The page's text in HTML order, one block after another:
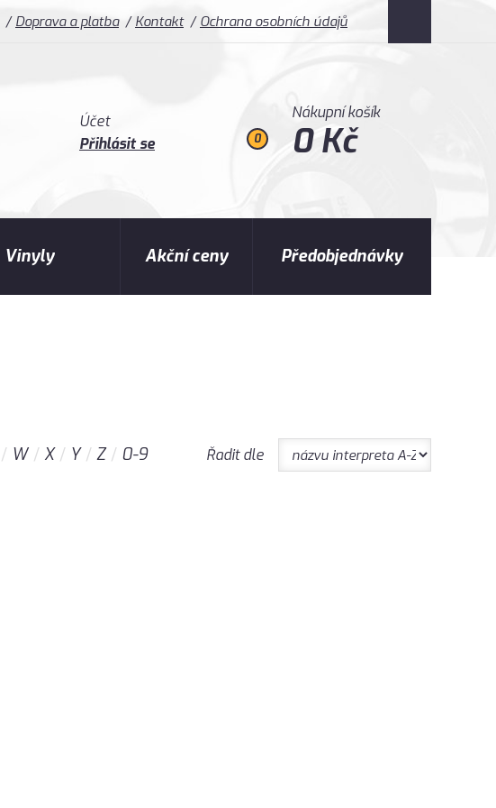
Doprava a platba Kontakt Ochrana osobních údajů
Účet
Přihlásit se
0
Nákupní košík
0 Kč
Vinyly Akční ceny Předobjednávky
W X Y Z 0-9 Řadit dle